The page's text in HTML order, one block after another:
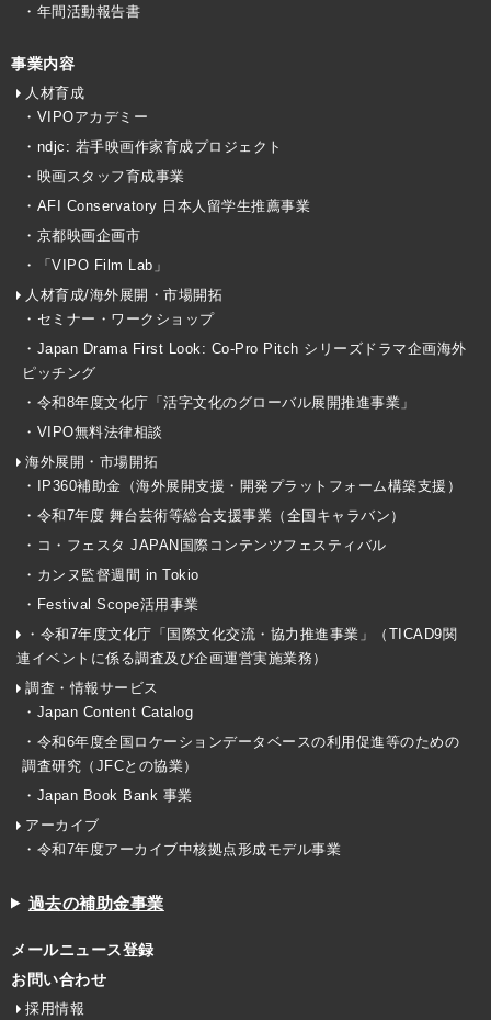
・年間活動報告書
事業内容
人材育成
・VIPOアカデミー
・ndjc: 若手映画作家育成プロジェクト
・映画スタッフ育成事業
・AFI Conservatory 日本人留学生推薦事業
・京都映画企画市
・「VIPO Film Lab」
人材育成/海外展開・市場開拓
・セミナー・ワークショップ
・Japan Drama First Look: Co-Pro Pitch シリーズドラマ企画海外
ピッチング
・令和8年度文化庁「活字文化のグローバル展開推進事業」
・VIPO無料法律相談
海外展開・市場開拓
・IP360補助金（海外展開支援・開発プラットフォーム構築支援）
・令和7年度 舞台芸術等総合支援事業（全国キャラバン）
・コ・フェスタ JAPAN国際コンテンツフェスティバル
・カンヌ監督週間 in Tokio
・Festival Scope活用事業
・令和7年度文化庁「国際文化交流・協力推進事業」（TICAD9関
連イベントに係る調査及び企画運営実施業務）
調査・情報サービス
・Japan Content Catalog
・令和6年度全国ロケーションデータベースの利用促進等のための
調査研究（JFCとの協業）
・Japan Book Bank 事業
アーカイブ
・令和7年度アーカイブ中核拠点形成モデル事業
過去の補助金事業
メールニュース登録
お問い合わせ
採用情報